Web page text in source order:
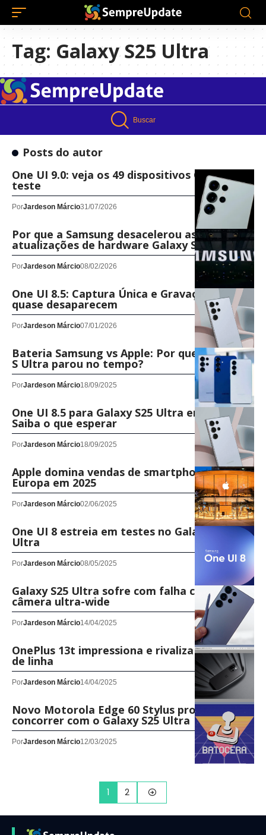
Tag: Galaxy S25 Ultra
Buscar
Posts do autor
One UI 9.0: veja os 49 dispositivos Galaxy em
teste
PorJardeson Márcio31/07/2026
Por que a Samsung desacelerou as
atualizações de hardware Galaxy S?
PorJardeson Márcio08/02/2026
One UI 8.5: Captura Única e Gravação Dupla
quase desaparecem
PorJardeson Márcio07/01/2026
Bateria Samsung vs Apple: Por que o Galaxy
S Ultra parou no tempo?
PorJardeson Márcio18/09/2025
One UI 8.5 para Galaxy S25 Ultra em teste:
Saiba o que esperar
PorJardeson Márcio18/09/2025
Apple domina vendas de smartphones na
Europa em 2025
PorJardeson Márcio02/06/2025
One UI 8 estreia em testes no Galaxy S25
Ultra
PorJardeson Márcio08/05/2025
Galaxy S25 Ultra sofre com falha crítica na
câmera ultra-wide
PorJardeson Márcio14/04/2025
OnePlus 13t impressiona e rivaliza com tops
de linha
PorJardeson Márcio14/04/2025
Novo Motorola Edge 60 Stylus promete
concorrer com o Galaxy S25 Ultra
PorJardeson Márcio12/03/2025
1 2